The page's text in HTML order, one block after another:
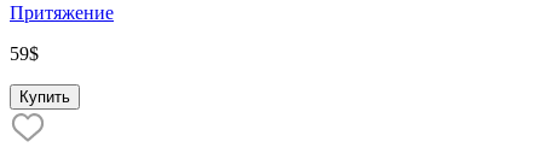
Притяжение
59$
Купить